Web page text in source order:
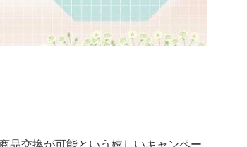
品交換が可能という嬉しいキャンペー